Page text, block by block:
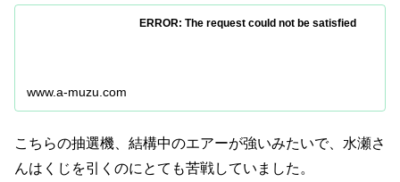
ERROR: The request could not be satisfied
www.a-muzu.com
こちらの抽選機、結構中のエアーが強いみたいで、水瀬さ
んはくじを引くのにとても苦戦していました。